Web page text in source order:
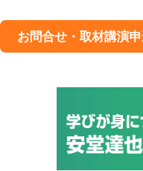
お問合せ・取材講演